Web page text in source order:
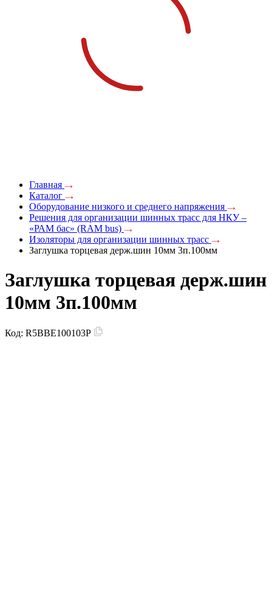
Главная
Каталог
Оборудование низкого и среднего напряжения
Решения для организации шинных трасс для НКУ –
«РАМ бас» (RAM bus)
Изоляторы для организации шинных трасс
Заглушка торцевая держ.шин 10мм 3п.100мм
Заглушка торцевая держ.шин
10мм 3п.100мм
Код: R5BBE100103P